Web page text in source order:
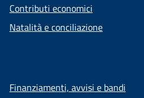
Contributi economici
Natalità e conciliazione
Finanziamenti, avvisi e bandi